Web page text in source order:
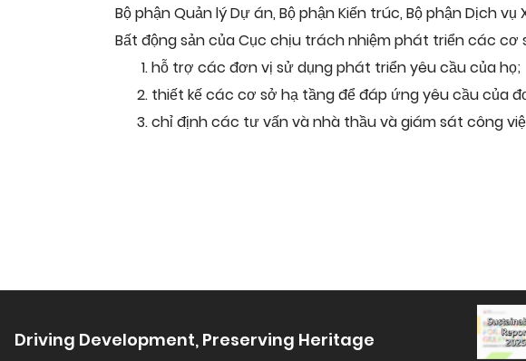
Bộ phận Quản lý Dự án, Bộ phận Kiến trúc, Bộ phận Dịch
Bất động sản của Cục chịu trách nhiệm phát triển các cơ
hỗ trợ các đơn vị sử dụng phát triển yêu cầu của họ;
thiết kế các cơ sở hạ tầng để đáp ứng yêu cầu của
chỉ định các tư vấn và nhà thầu và giám sát công
Driving Development, Preserving Heritage